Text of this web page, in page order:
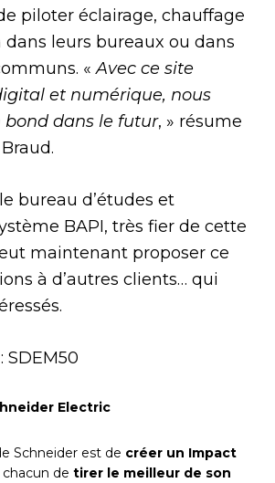
piloter éclairage, chauffage
leurs bureaux ou dans
«Avec ce site
et numérique, nous
bond dans le futur, » résume
bureau d’études et
BAPI, très fier de cette
maintenant proposer ce
à d’autres clients… qui
SDEM50
Electric
Schneider est de créer un Impact
de tirer le meilleur de son